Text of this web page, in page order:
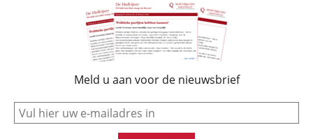
Meld u aan voor de nieuwsbrief
e-mail